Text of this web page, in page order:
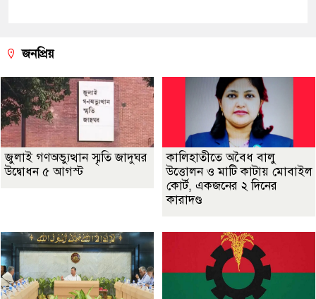
জনপ্রিয়
জুলাই গণঅভ্যুত্থান স্মৃতি জাদুঘর
উদ্বোধন ৫ আগস্ট
কালিহাতীতে অবৈধ বালু
উত্তোলন ও মাটি কাটায় মোবাইল
কোর্ট, একজনের ২ দিনের
কারাদণ্ড